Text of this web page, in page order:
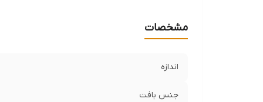
مشخصات
اندازه
جنس بافت